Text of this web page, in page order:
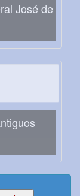
José de